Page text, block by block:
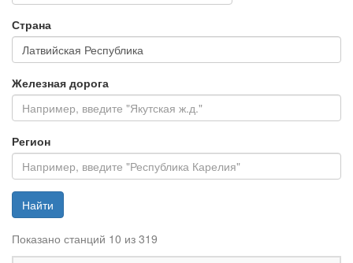
Страна
Железная дорога
Регион
Найти
Показано станций 10 из 319